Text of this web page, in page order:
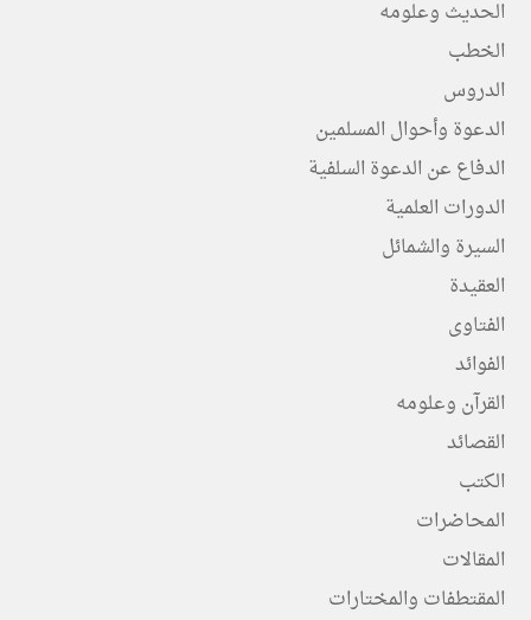
الحديث وعلومه
الخطب
الدروس
الدعوة وأحوال المسلمين
الدفاع عن الدعوة السلفية
الدورات العلمية
السيرة والشمائل
العقيدة
الفتاوى
الفوائد
القرآن وعلومه
القصائد
الكتب
المحاضرات
المقالات
المقتطفات والمختارات